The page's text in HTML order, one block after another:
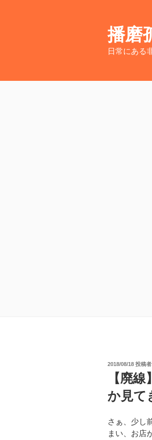
播磨
日常にある
投
2018/08/18 投稿
【廃
か見て
さぁ、少し
まい、お店